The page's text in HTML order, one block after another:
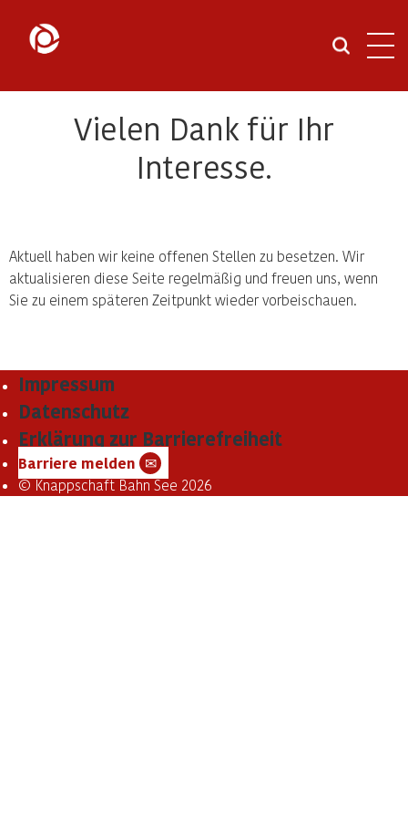
Vielen Dank für Ihr
Interesse.
Aktuell haben wir keine offenen Stellen zu besetzen. Wir
aktualisieren diese Seite regelmäßig und freuen uns, wenn
Sie zu einem späteren Zeitpunkt wieder vorbeischauen.
Impressum
Datenschutz
Erklärung zur Barrierefreiheit
Barriere melden
✉
© Knappschaft Bahn See 2026